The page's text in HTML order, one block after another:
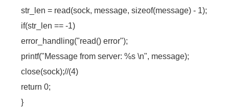
str_len = read(sock, message, sizeof(message) - 1);
if(str_len == -1)
error_handling("read() error");
printf("Message from server: %s \n", message);
close(sock);//(4)
return 0;
}